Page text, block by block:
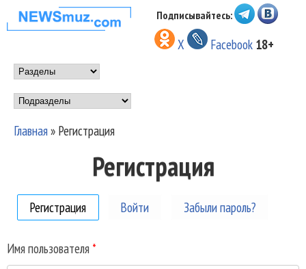
Перейти к основному
содержанию
НОВОСТИ
МУЗЫКИ И
ШОУ БИЗНЕСА
NEWSMUZ.COM
Подписывайтесь:
X Facebook 18+
Main menu
Подразделы
Главная» Регистрация
Регистрация
Регистрация (активная вкладка)
Войти Забыли пароль?
Имя пользователя *